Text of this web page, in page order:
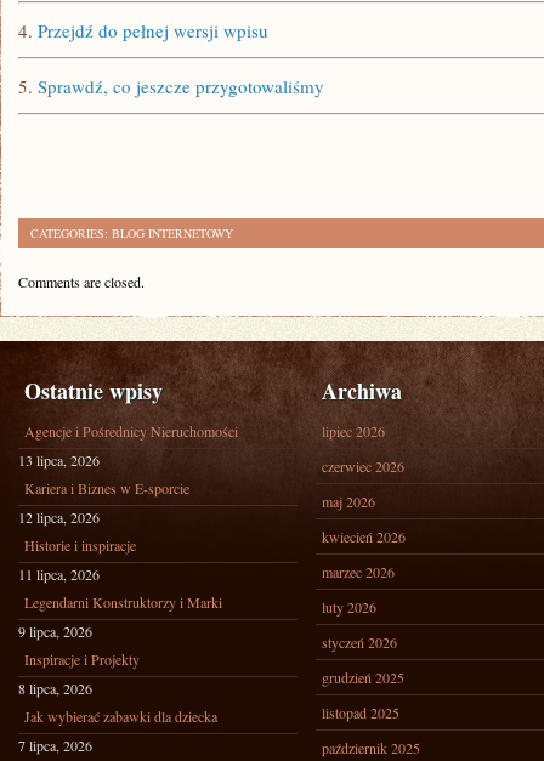
4. Przejdź do pełnej wersji wpisu
5. Sprawdź, co jeszcze przygotowaliśmy
CATEGORIES: BLOG INTERNETOWY
Comments are closed.
Ostatnie wpisy
Agencje i Pośrednicy Nieruchomości
13 lipca, 2026
Kariera i Biznes w E-sporcie
12 lipca, 2026
Historie i inspiracje
11 lipca, 2026
Legendarni Konstruktorzy i Marki
9 lipca, 2026
Inspiracje i Projekty
8 lipca, 2026
Jak wybierać zabawki dla dziecka
7 lipca, 2026
Archiwa
lipiec 2026
czerwiec 2026
maj 2026
kwiecień 2026
marzec 2026
luty 2026
styczeń 2026
grudzień 2025
listopad 2025
październik 2025